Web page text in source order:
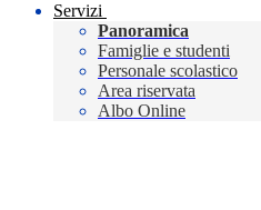
Servizi
Panoramica
Famiglie e studenti
Personale scolastico
Area riservata
Albo Online